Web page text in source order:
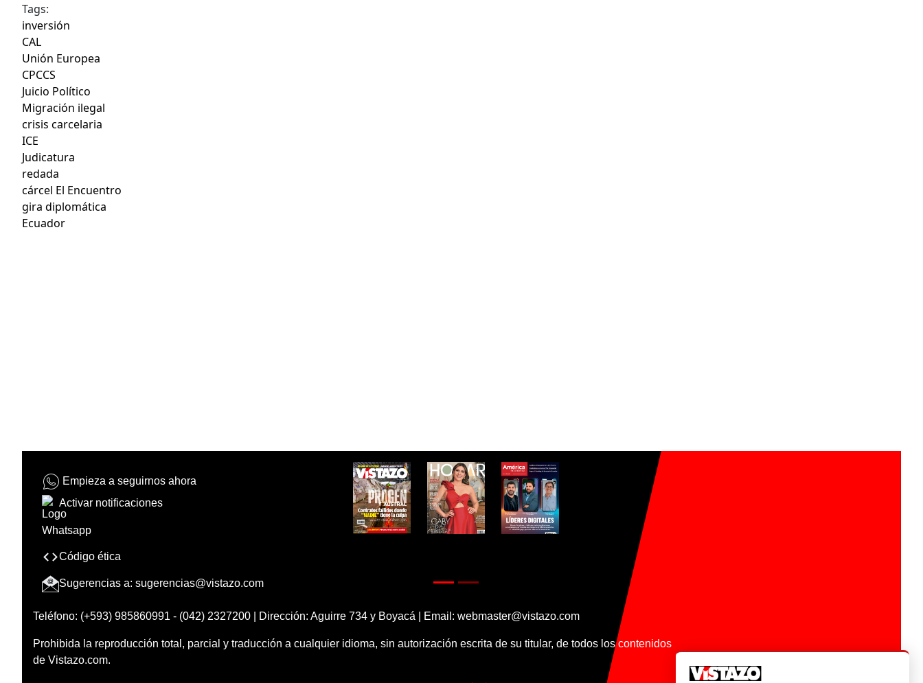
Tags:
inversión
CAL
Unión Europea
CPCCS
Juicio Político
Migración ilegal
crisis carcelaria
ICE
Judicatura
redada
cárcel El Encuentro
gira diplomática
Ecuador
Empieza a seguirnos ahora
Activar notificaciones
Código ética
Sugerencias a: sugerencias@vistazo.com
Teléfono: (+593) 985860991 - (042) 2327200 | Dirección: Aguirre 734 y Boyacá | Email: webmaster@vistazo.com
Prohibida la reproducción total, parcial y traducción a cualquier idioma, sin autorización escrita de su titular, de todos los contenidos
de Vistazo.com.